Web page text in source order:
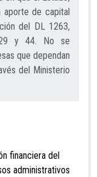
aporte de capital
del DL 1263,
y 44. No se
que dependan
del Ministerio
financiera del
administrativos